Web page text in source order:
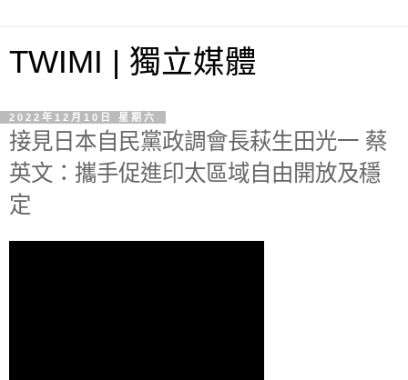
TWIMI | 獨立媒體
2022年12月10日 星期六
接見日本自民黨政調會長萩生田光一 蔡
英文：攜手促進印太區域自由開放及穩
定